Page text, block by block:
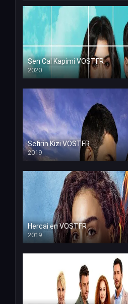
Sen Cal Kapimi VOSTFR
2020
Sefirin Kizi VOSTFR
2019
Hercai en VOSTFR
2019